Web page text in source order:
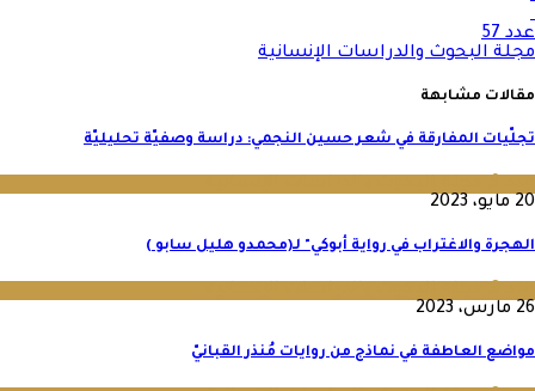
عدد 57
مجلة البحوث والدراسات الإنسانية
مقالات مشابهة
تجلّيات المفارقة في شعر حسين النجمي: دراسة وصفيّة تحليليّة
20 مايو، 2023
الهجرة والاغتراب في رواية أبوكي" لـ(محمدو هليل سابو )
26 مارس، 2023
مواضع العاطفة في نماذج من روايات مُنذر القبانيّ